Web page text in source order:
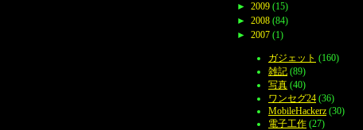
► 2009 (15)
► 2008 (84)
► 2007 (1)
ガジェット (160)
雑記 (89)
写真 (40)
ワンセグ24 (36)
MobileHackerz (30)
電子工作 (27)